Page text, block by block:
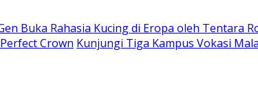
Buka Rahasia Kucing di Eropa oleh Tentara
Crown Kunjungi Tiga Kampus Vokasi